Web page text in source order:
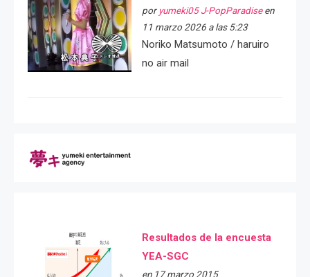
por yumeki05 J-PopParadiseen
11 marzo 2026 a las 5:23
Noriko Matsumoto / haruiro
no air mail
Resultados de la encuesta
YEA-SGC
en 17 marzo 2015